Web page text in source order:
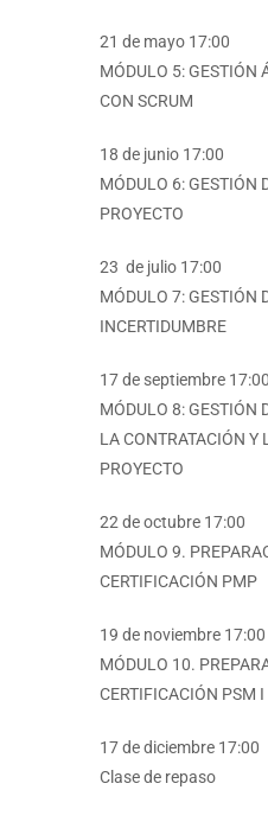
21 de mayo 17:00
MÓDULO 5: GESTIÓN
CON SCRUM
18 de junio 17:00
MÓDULO 6: GESTIÓN
PROYECTO
23 de julio 17:00
MÓDULO 7: GESTIÓN
INCERTIDUMBRE
17 de septiembre 17:00
MÓDULO 8: GESTIÓN
LA CONTRATACIÓN Y
PROYECTO
22 de octubre 17:00
MÓDULO 9.
CERTIFICACIÓN PMP
19 de noviembre 17:00
MÓDULO 10.
CERTIFICACIÓN PSM I
17 de diciembre 17:00
Clase de repaso